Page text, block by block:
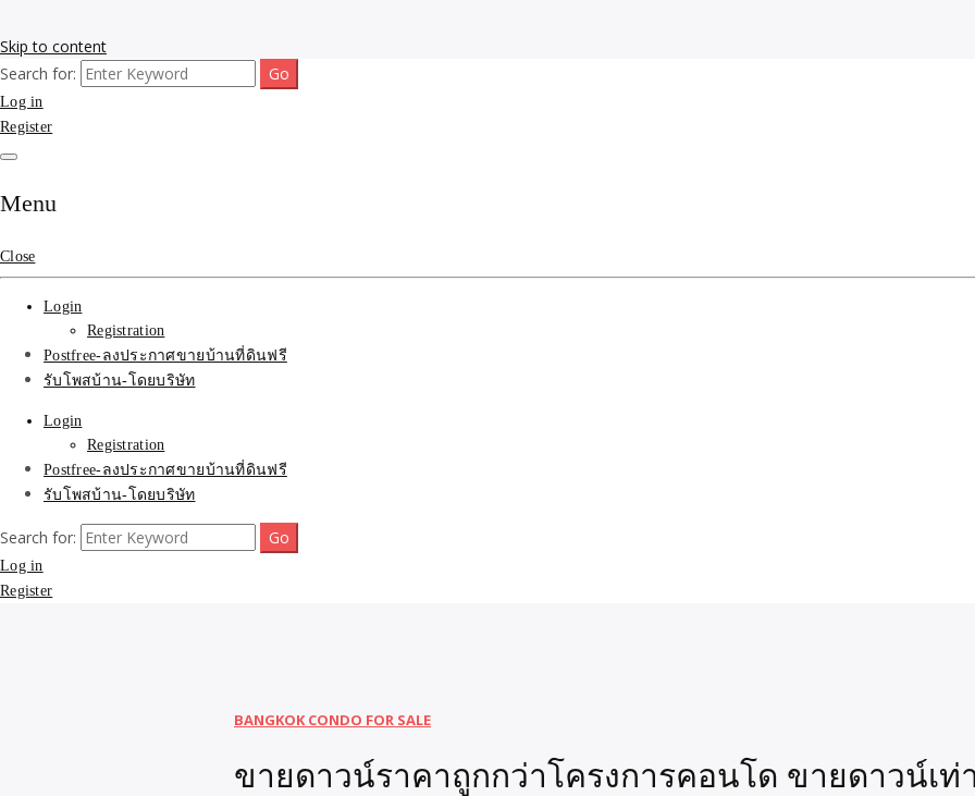
Skip to content
รับจ้างโพสขายบ้าน ติดAI Search รับทำSEOรายเดือน
SEOขายของ บ้านที่ดินฟรีประกาศ ที่เดียวในเมืองไทย
รับโพสต์เว็บขายบ้าน อสังหา ทำSEOรายเดือนราคาถูก เน้นติดAI โพสต์ประกาศบ้านที่ดินฟรี SEOขายบ้าน รับจ้างโพสต์บ้านที่ดินติดหน้า1goolge ราค
Search for:
Log in
Register
Menu
Close
Login
Registration
Postfree-ลงประกาศขายบ้านที่ดินฟรี
รับโพสบ้าน-โดยบริษัท
Login
Registration
Postfree-ลงประกาศขายบ้านที่ดินฟรี
รับโพสบ้าน-โดยบริษัท
Search for:
Log in
Register
BANGKOK CONDO FOR SALE
ขายดาวน์ราคาถูกกว่าโครงการคอนโด ขายดาวน์เท่